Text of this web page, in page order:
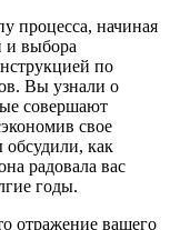
процесса, начиная
и выбора
по
Вы узнали о
совершают
свое
как
радовала вас
годы.
отражение вашего